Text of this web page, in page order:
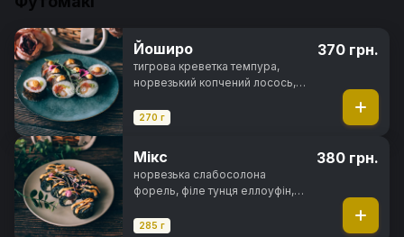
Йоширо
тигрова креветка темпура,
норвезький копчений лосось,
салат айсберг, спайсі соус, норі,
270 г
370 грн.
Мікс
норвезька слабосолона
форель, філе тунця еллоуфін,
огірок, чорнила каракатиці,
285 г
380 грн.